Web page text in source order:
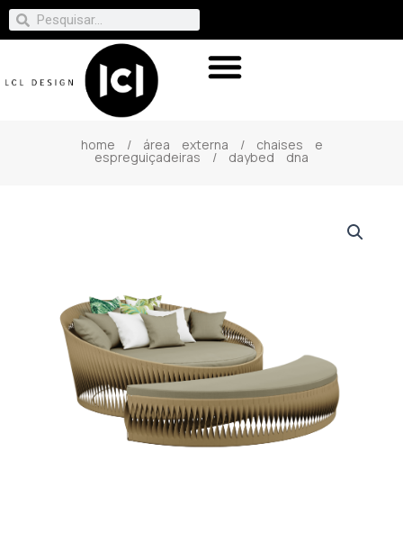
home / área externa / chaises e
espreguiçadeiras / daybed dna